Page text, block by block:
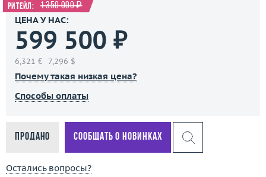
Ритейл: 1 350 000 ₽
ЦЕНА У НАС:
599 500 ₽
6,321 € 7,296 $
Почему такая низкая цена?
Способы оплаты
Продано Сообщать о новинках
Остались вопросы?